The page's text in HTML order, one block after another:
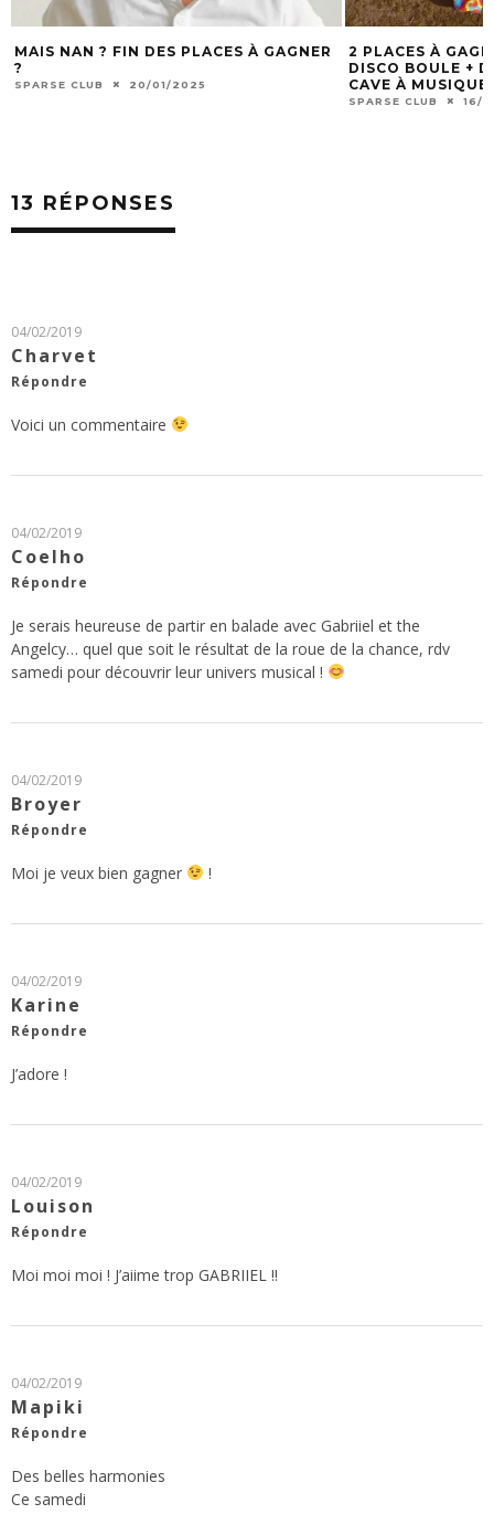
MAIS NAN ? FIN DES PLACES À GAGNER
?
SPARSE CLUB 20/01/2025
2 PLACES À
DISCO BOULE +
CAVE À
SPARSE CLUB 16/
13 RÉPONSES
04/02/2019
Charvet
Répondre
Voici un commentaire
04/02/2019
Coelho
Répondre
Je serais heureuse de partir en balade avec Gabriiel et the
Angelcy… quel que soit le résultat de la roue de la chance, rdv
samedi pour découvrir leur univers musical !
04/02/2019
Broyer
Répondre
Moi je veux bien gagner !
04/02/2019
Karine
Répondre
J’adore !
04/02/2019
Louison
Répondre
Moi moi moi ! J’aiime trop GABRIIEL !!
04/02/2019
Mapiki
Répondre
Des belles harmonies
Ce samedi